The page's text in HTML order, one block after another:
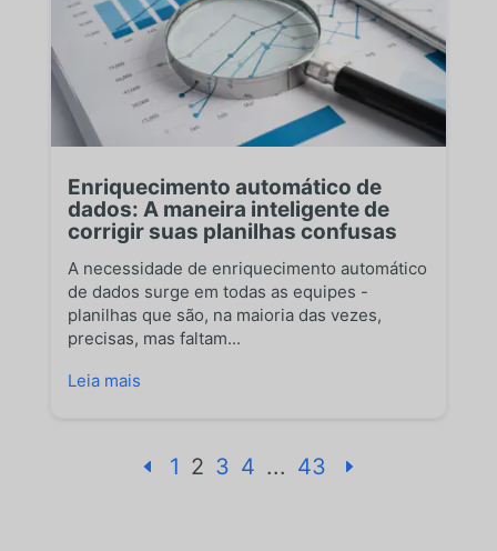
Enriquecimento automático de
dados: A maneira inteligente de
corrigir suas planilhas confusas
A necessidade de enriquecimento automático
de dados surge em todas as equipes -
planilhas que são, na maioria das vezes,
precisas, mas faltam...
Leia mais
1 2 3 4 ... 43